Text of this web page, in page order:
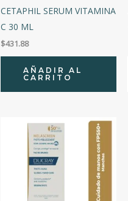
CETAPHIL SERUM VITAMINA
C 30 ML
$431.88
AÑADIR AL
CARRITO